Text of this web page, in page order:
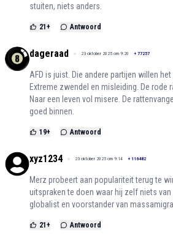
stuiten, niets anders.
21 + Antwoord
dageraad 23 oktober 2025 om 9:20 + 77257
AFD is juist. Die andere partijen willen
Extreme zwendel en misleiding. De rode
Naar een leven vol misere. De
goed binnen.
19+ Antwoord
xyz1234 23 oktober 2025 om 9:14 + 116482
Merz probeert aan populariteit terug te
uitspraken te doen waar hij zelf niets van
globalist en voorstander van
21 + Antwoord